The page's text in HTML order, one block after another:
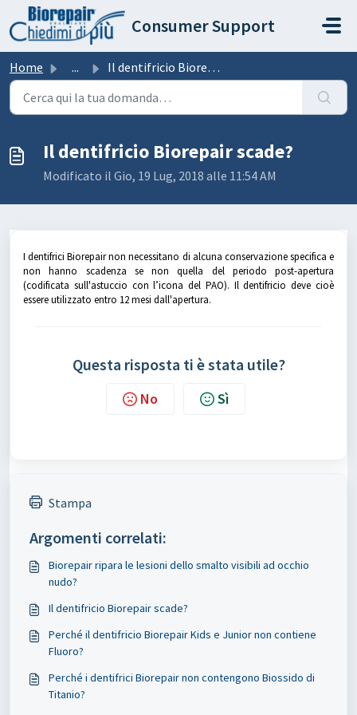
Salta al contenuto principale
Consumer Support
Home ... Il dentifricio Biorepair scade?
Il dentifricio Biorepair scade?
Modificato il Gio, 19 Lug, 2018 alle 11:54 AM
I dentifrici Biorepair non necessitano di alcuna conservazione specifica e
non hanno scadenza se non quella del periodo post-apertura
(codificata sull'astuccio con l’icona del PAO). Il dentifricio deve cioè
essere utilizzato entro 12 mesi dall'apertura.
Questa risposta ti è stata utile?
No Sì
Stampa
Argomenti correlati:
Biorepair ripara le lesioni dello smalto visibili ad occhio
nudo?
Il dentifricio Biorepair scade?
Perché il dentifricio Biorepair Kids e Junior non contiene
Fluoro?
Perché i dentifrici Biorepair non contengono Biossido di
Titanio?